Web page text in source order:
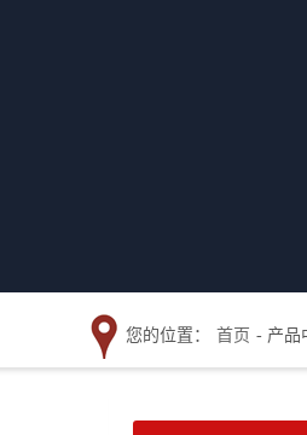
您的位置： 首页 - 产品